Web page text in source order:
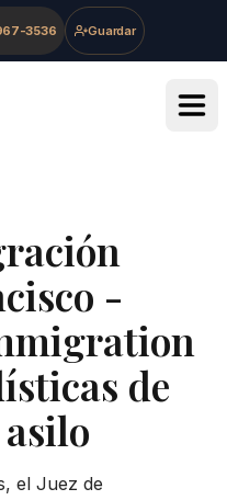
3536 Guardar
-
de
el Juez de